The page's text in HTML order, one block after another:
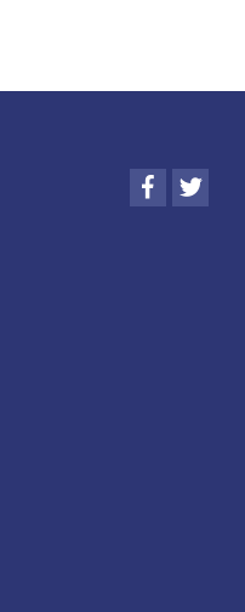
Facebook